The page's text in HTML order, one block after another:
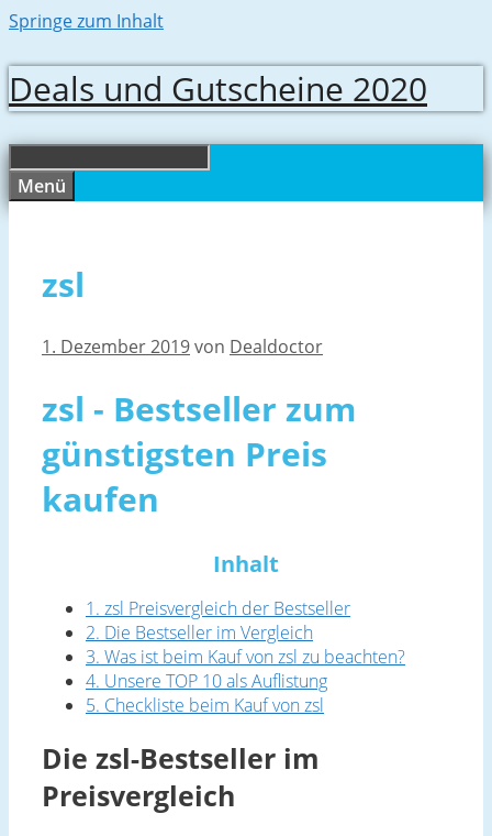
Springe zum Inhalt
Deals und Gutscheine 2020
Menü
zsl
1. Dezember 2019von Dealdoctor
zsl - Bestseller zum
günstigsten Preis
kaufen
Inhalt
1. zsl Preisvergleich der Bestseller
2. Die Bestseller im Vergleich
3. Was ist beim Kauf von zsl zu beachten?
4. Unsere TOP 10 als Auflistung
5. Checkliste beim Kauf von zsl
Die zsl-Bestseller im
Preisvergleich